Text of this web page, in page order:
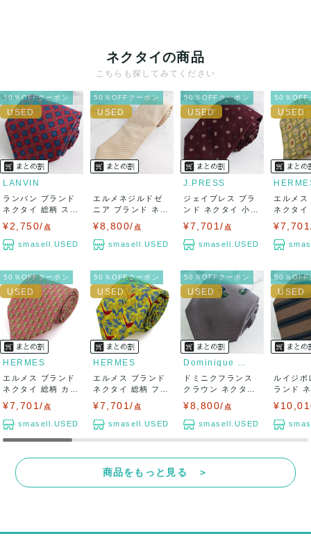
送料：¥1,650 (見込み)
送料表を確認する
出荷目安：5営業日以内
出荷予定日：なるべく最短で発送致します。
兵庫県から出荷
ネクタイの商品
こちらも探してみてください
50％OFFクーポン
LANVIN
ランバン ブランド
ネクタイ 総柄 スク
¥2,750/ 点
smasell.USED
50％OFFクーポン
エルメネジルドゼ
ニア ブランド ネク
¥8,800/ 点
smasell.USED
50％OFFクーポン
J.PRESS
ジェイプレス ブラ
ンド ネクタイ 小紋
¥7,701/ 点
smasell.USED
50％OFF
エルメス
ネクタイ
50％OFFクーポン
HERMES
エルメス ブランド
ネクタイ 総柄 カデ
ナ柄 シル...
¥7,701/ 点
smasell.USED
50％OFFクーポン
HERMES
エルメス ブランド
ネクタイ 総柄 フル
ーツ 鳥 ...
¥7,701/ 点
smasell.USED
50％OFFクーポン
Dominique France Cr...
ドミニクフランス
クラウン ネクタイ
ブランド パ...
¥8,800/ 点
smasell.USED
50％OFF
ルイジボ
ランド
トライ
商品をもっと見る ＞